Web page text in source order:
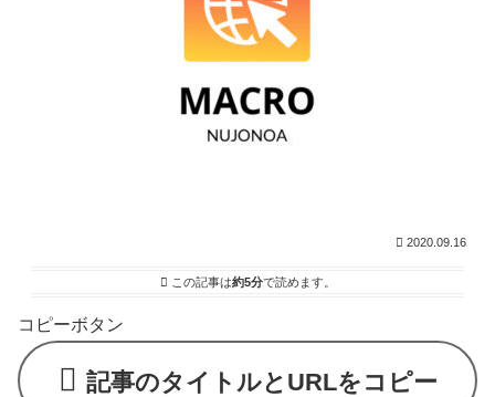
2020.09.16
この記事は約5分で読めます。
コピーボタン
記事のタイトルとURLをコピー